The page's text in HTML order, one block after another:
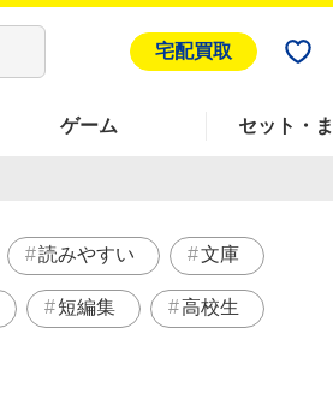
宅配買取
ゲーム セット・
読みやすい 文庫
短編集 高校生